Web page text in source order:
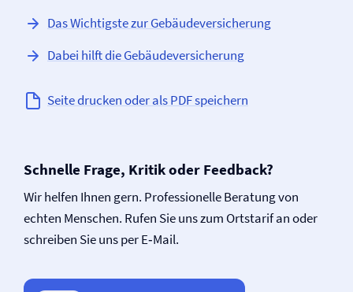
Das Wichtigste zur Gebäude­versicherung
Dabei hilft die Gebäude­versicherung
Seite drucken oder als PDF speichern
Schnelle Frage, Kritik oder Feedback?
Wir helfen Ihnen gern. Professionelle Beratung von
echten Menschen. Rufen Sie uns zum Ortstarif an oder
schreiben Sie uns per E‑Mail.